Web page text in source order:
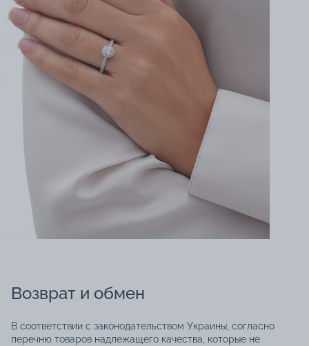
Возврат и обмен
В соответствии с законодательством Украины, согласно
перечню товаров надлежащего качества, которые не